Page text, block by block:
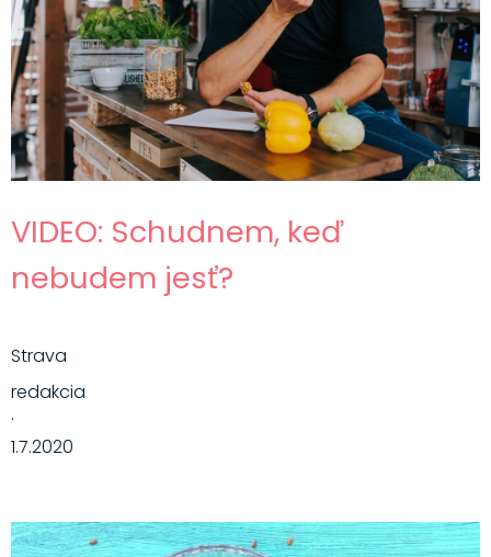
VIDEO: Schudnem, keď
nebudem jesť?
Strava
redakcia
·
1.7.2020